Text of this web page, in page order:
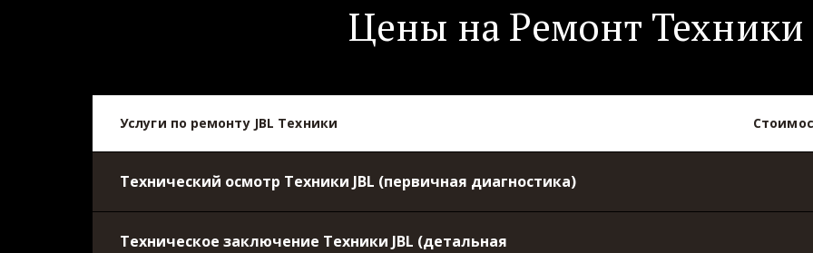
Цены на Ремонт Техники
Услуги по ремонту JBL Техники
Технический осмотр Техники JBL (первичная диагностика)
Техническое заключение Техники JBL (детальная